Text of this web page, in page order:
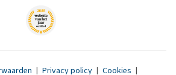
| Privacy policy | Cookies |